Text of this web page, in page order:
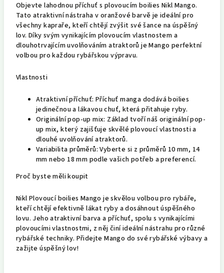
Objevte lahodnou příchuť s plovoucím boilies Nikl Mango.
Tato atraktivní nástraha v oranžové barvě je ideální pro
všechny kapraře, kteří chtějí zvýšit své šance na úspěšný
lov. Díky svým vynikajícím plovoucím vlastnostem a
dlouhotrvajícím uvolňováním atraktorů je Mango perfektní
volbou pro každou rybářskou výpravu.
Vlastnosti
Atraktivní příchuť: Příchuť manga dodává boilies
jedinečnou a lákavou chuť, která přitahuje ryby.
Originální pop-up mix: Základ tvoří náš originální pop-
up mix, který zajišťuje skvělé plovoucí vlastnosti a
dlouhé uvolňování atraktorů.
Variabilita průměrů: Vyberte si z průměrů 10 mm, 14
mm nebo 18 mm podle vašich potřeb a preferencí.
Proč byste měli koupit
Nikl Plovoucí boilies Mango je skvělou volbou pro rybáře,
kteří chtějí efektivně lákat ryby a dosáhnout úspěšného
lovu. Jeho atraktivní barva a příchuť, spolu s vynikajícími
plovoucími vlastnostmi, z něj činí ideální nástrahu pro různé
rybářské techniky. Přidejte Mango do své rybářské výbavy a
zažijte úspěšný lov!